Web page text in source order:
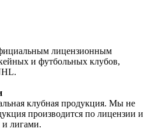
лицензионным
и футбольных клубов,
клубная продукция. Мы не
производится по лицензии и
и лигами.